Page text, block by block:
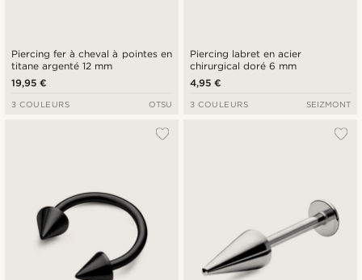
Piercing fer à cheval à pointes en
titane argenté 12 mm
19,95 €
3 COULEURS OTSU
Piercing labret en acier
chirurgical doré 6 mm
4,95 €
3 COULEURS SEIZMONT